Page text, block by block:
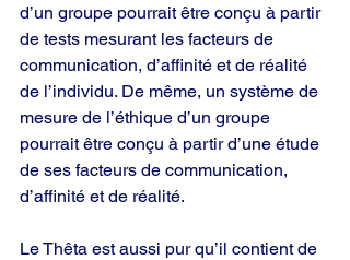
d’un groupe pourrait être conçu à partir
de tests mesurant les facteurs de
communication, d’affinité et de réalité
de l’individu. De même, un système de
mesure de l’éthique d’un groupe
pourrait être conçu à partir d’une étude
de ses facteurs de communication,
d’affinité et de réalité.
Le Thêta est aussi pur qu’il contient de